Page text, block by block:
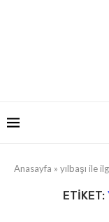
Anasayfa » yılbaşı ile
ETIKET: